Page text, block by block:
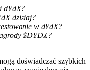
zarabiać na popularnych
dYdX?
dzisiaj?
w dYdX?
$DYDX?
doświadczać szybkich